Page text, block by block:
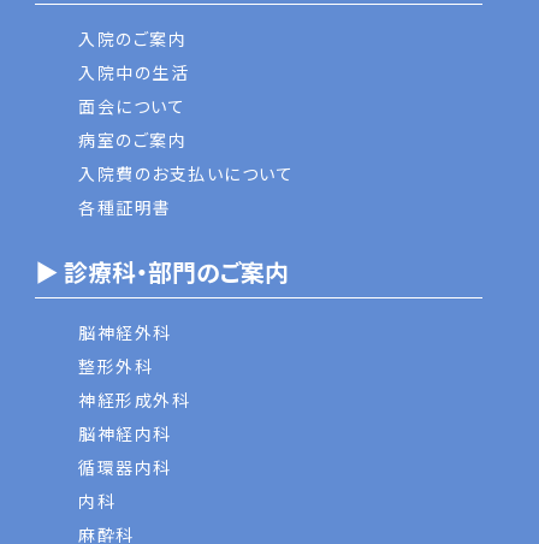
入院のご案内
入院中の生活
面会について
病室のご案内
入院費のお支払いについて
各種証明書
▶ 診療科・部門のご案内
脳神経外科
整形外科
神経形成外科
脳神経内科
循環器内科
内科
麻酔科